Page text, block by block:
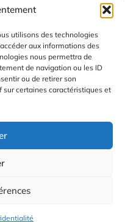
utilisons des technologies
aux informations des
nous permettra de
de navigation ou les ID
ou de retirer son
certaines caractéristiques et
Plan du site